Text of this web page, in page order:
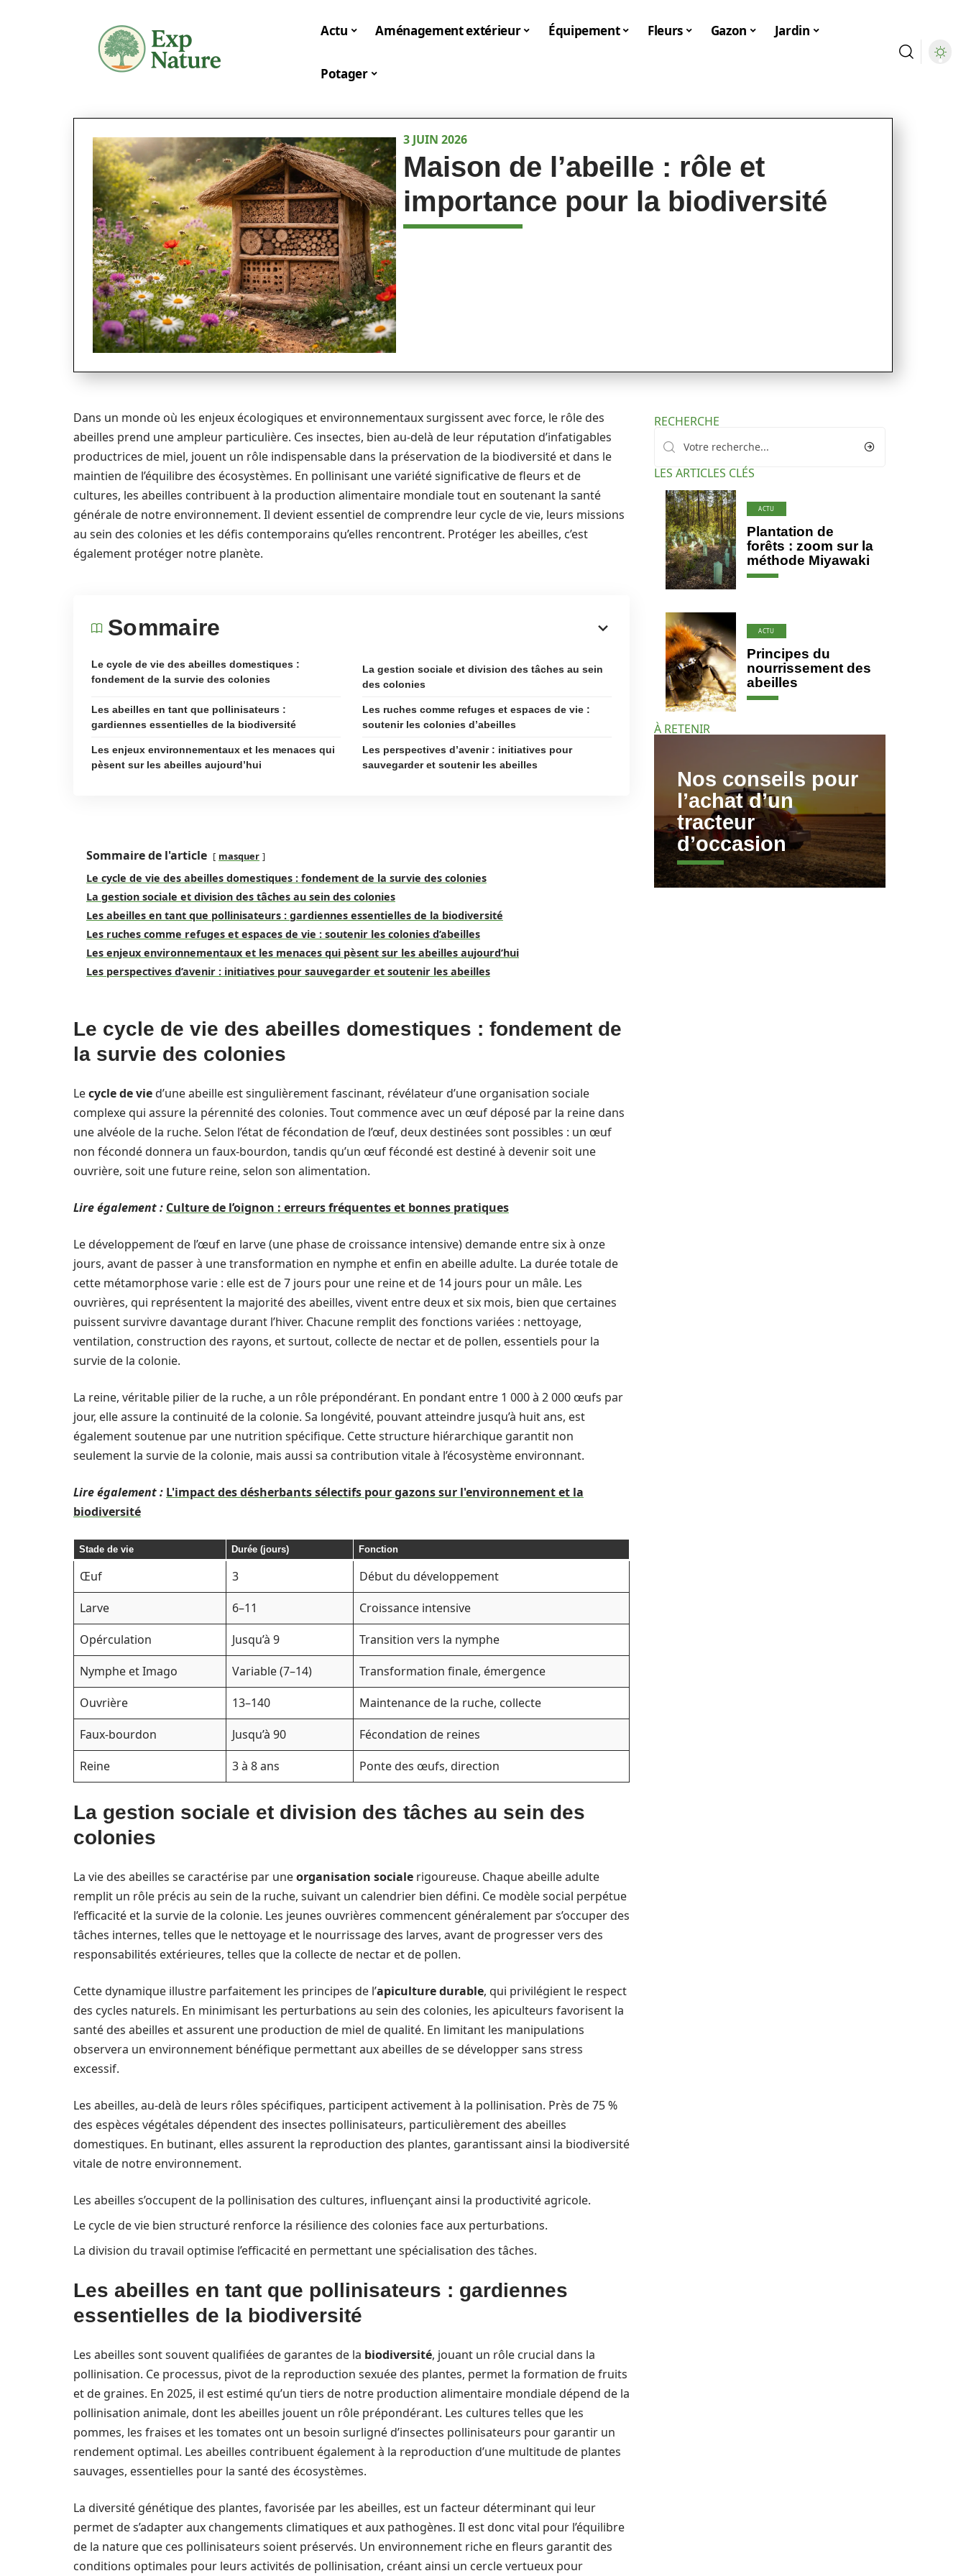
Actu Aménagement extérieur Équipement Fleurs Gazon Jardin
Potager
3 JUIN 2026
Maison de l’abeille : rôle et
importance pour la biodiversité
Dans un monde où les enjeux écologiques et environnementaux surgissent avec force, le rôle des
abeilles prend une ampleur particulière. Ces insectes, bien au-delà de leur réputation d’infatigables
productrices de miel, jouent un rôle indispensable dans la préservation de la biodiversité et dans le
maintien de l’équilibre des écosystèmes. En pollinisant une variété significative de fleurs et de
cultures, les abeilles contribuent à la production alimentaire mondiale tout en soutenant la santé
générale de notre environnement. Il devient essentiel de comprendre leur cycle de vie, leurs missions
au sein des colonies et les défis contemporains qu’elles rencontrent. Protéger les abeilles, c’est
également protéger notre planète.
Sommaire
Le cycle de vie des abeilles domestiques :
fondement de la survie des colonies
La gestion sociale et division des tâches au sein
des colonies
Les abeilles en tant que pollinisateurs :
gardiennes essentielles de la biodiversité
Les ruches comme refuges et espaces de vie :
soutenir les colonies d’abeilles
Les enjeux environnementaux et les menaces qui
pèsent sur les abeilles aujourd’hui
Les perspectives d’avenir : initiatives pour
sauvegarder et soutenir les abeilles
Sommaire de l'article masquer
Le cycle de vie des abeilles domestiques : fondement de la survie des colonies
La gestion sociale et division des tâches au sein des colonies
Les abeilles en tant que pollinisateurs : gardiennes essentielles de la biodiversité
Les ruches comme refuges et espaces de vie : soutenir les colonies d’abeilles
Les enjeux environnementaux et les menaces qui pèsent sur les abeilles aujourd’hui
Les perspectives d’avenir : initiatives pour sauvegarder et soutenir les abeilles
Le cycle de vie des abeilles domestiques : fondement de
la survie des colonies
Lecycle de vied’une abeille est singulièrement fascinant, révélateur d’une organisation sociale
complexe qui assure la pérennité des colonies. Tout commence avec un œuf déposé par la reine dans
une alvéole de la ruche. Selon l’état de fécondation de l’œuf, deux destinées sont possibles : un œuf
non fécondé donnera un faux-bourdon, tandis qu’un œuf fécondé est destiné à devenir soit une
ouvrière, soit une future reine, selon son alimentation.
Lire également : Culture de l’oignon : erreurs fréquentes et bonnes pratiques
Le développement de l’œuf en larve (une phase de croissance intensive) demande entre six à onze
jours, avant de passer à une transformation en nymphe et enfin en abeille adulte. La durée totale de
cette métamorphose varie : elle est de 7 jours pour une reine et de 14 jours pour un mâle. Les
ouvrières, qui représentent la majorité des abeilles, vivent entre deux et six mois, bien que certaines
puissent survivre davantage durant l’hiver. Chacune remplit des fonctions variées : nettoyage,
ventilation, construction des rayons, et surtout, collecte de nectar et de pollen, essentiels pour la
survie de la colonie.
La reine, véritable pilier de la ruche, a un rôle prépondérant. En pondant entre 1 000 à 2 000 œufs par
jour, elle assure la continuité de la colonie. Sa longévité, pouvant atteindre jusqu’à huit ans, est
également soutenue par une nutrition spécifique. Cette structure hiérarchique garantit non
seulement la survie de la colonie, mais aussi sa contribution vitale à l’écosystème environnant.
Lire également : L'impact des désherbants sélectifs pour gazons sur l'environnement et la
biodiversité
Stade de vie Durée (jours) Fonction
Œuf 3
Début du développement
Larve
6–11
Croissance intensive
Opérculation
Jusqu’à 9
Transition vers la nymphe
Nymphe et Imago
Variable (7–14)
Transformation finale, émergence
Ouvrière
13–140
Maintenance de la ruche, collecte
Faux-bourdon
Jusqu’à 90
Fécondation de reines
Reine
3 à 8 ans Ponte des œufs, direction
La gestion sociale et division des tâches au sein des
colonies
La vie des abeilles se caractérise par uneorganisation sociale rigoureuse. Chaque abeille adulte
remplit un rôle précis au sein de la ruche, suivant un calendrier bien défini. Ce modèle social perpétue
l’efficacité et la survie de la colonie. Les jeunes ouvrières commencent généralement par s’occuper des
tâches internes, telles que le nettoyage et le nourrissage des larves, avant de progresser vers des
responsabilités extérieures, telles que la collecte de nectar et de pollen.
Cette dynamique illustre parfaitement les principes de l’apiculture durable, qui privilégient le respect
des cycles naturels. En minimisant les perturbations au sein des colonies, les apiculteurs favorisent la
santé des abeilles et assurent une production de miel de qualité. En limitant les manipulations
observera un environnement bénéfique permettant aux abeilles de se développer sans stress
excessif.
Les abeilles, au-delà de leurs rôles spécifiques, participent activement à la pollinisation. Près de 75 %
des espèces végétales dépendent des insectes pollinisateurs, particulièrement des abeilles
domestiques. En butinant, elles assurent la reproduction des plantes, garantissant ainsi la biodiversité
vitale de notre environnement.
Les abeilles s’occupent de la pollinisation des cultures, influençant ainsi la productivité agricole.
Le cycle de vie bien structuré renforce la résilience des colonies face aux perturbations.
La division du travail optimise l’efficacité en permettant une spécialisation des tâches.
Les abeilles en tant que pollinisateurs : gardiennes
essentielles de la biodiversité
Les abeilles sont souvent qualifiées de garantes de la biodiversité, jouant un rôle crucial dans la
pollinisation. Ce processus, pivot de la reproduction sexuée des plantes, permet la formation de fruits
et de graines. En 2025, il est estimé qu’un tiers de notre production alimentaire mondiale dépend de la
pollinisation animale, dont les abeilles jouent un rôle prépondérant. Les cultures telles que les
pommes, les fraises et les tomates ont un besoin surligné d’insectes pollinisateurs pour garantir un
rendement optimal. Les abeilles contribuent également à la reproduction d’une multitude de plantes
sauvages, essentielles pour la santé des écosystèmes.
La diversité génétique des plantes, favorisée par les abeilles, est un facteur déterminant qui leur
permet de s’adapter aux changements climatiques et aux pathogènes. Il est donc vital pour l’équilibre
de la nature que ces pollinisateurs soient préservés. Un environnement riche en fleurs garantit des
conditions optimales pour leurs activités de pollinisation, créant ainsi un cercle vertueux pour
RECHERCHE
LES ARTICLES CLÉS
ACTU
Plantation de
forêts : zoom sur la
méthode Miyawaki
ACTU
Principes du
nourrissement des
abeilles
À RETENIR
Nos conseils pour
l’achat d’un
tracteur
d’occasion